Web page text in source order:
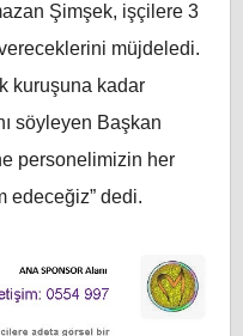
Şimşek, işçilere 3
müjdeledi.
kuruşuna kadar
söyleyen Başkan
personelimizin her
edeceğiz” dedi.